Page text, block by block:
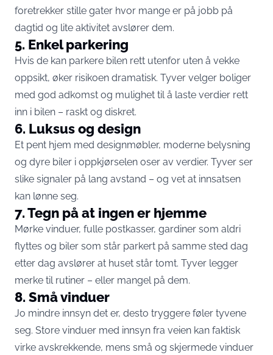
foretrekker stille gater hvor mange er på jobb på
dagtid og lite aktivitet avslører dem.
5. Enkel parkering
Hvis de kan parkere bilen rett utenfor uten å vekke
oppsikt, øker risikoen dramatisk. Tyver velger boliger
med god adkomst og mulighet til å laste verdier rett
inn i bilen – raskt og diskret.
6. Luksus og design
Et pent hjem med designmøbler, moderne belysning
og dyre biler i oppkjørselen oser av verdier. Tyver ser
slike signaler på lang avstand – og vet at innsatsen
kan lønne seg.
7. Tegn på at ingen er hjemme
Mørke vinduer, fulle postkasser, gardiner som aldri
flyttes og biler som står parkert på samme sted dag
etter dag avslører at huset står tomt. Tyver legger
merke til rutiner – eller mangel på dem.
8. Små vinduer
Jo mindre innsyn det er, desto tryggere føler tyvene
seg. Store vinduer med innsyn fra veien kan faktisk
virke avskrekkende, mens små og skjermede vinduer